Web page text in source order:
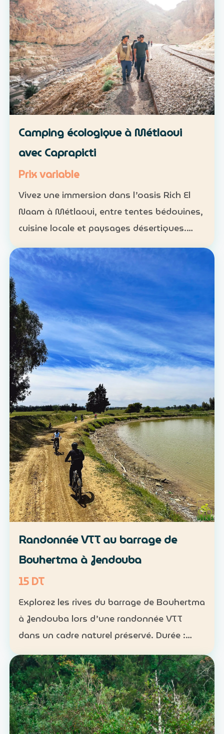
2026 : complet…
Camping écologique à Métlaoui
avec Caprapicti
Prix variable
Vivez une immersion dans l’oasis Rich El
Naam à Métlaoui, entre tentes bédouines,
cuisine locale et paysages désertiques.
Hébergement : tentes traditionnelles ou
formules sur mesure Activités : camping,
randonnées, gas…
Randonnée VTT au barrage de
Bouhertma à Jendouba
15 DT
Explorez les rives du barrage de Bouhertma
à Jendouba lors d’une randonnée VTT
dans un cadre naturel préservé. Durée :
environ 1 h à 1 h 30 Niveau : intermédiaire
Groupe : de 5 à 16 participants Tarif : 15 DT
par perso…